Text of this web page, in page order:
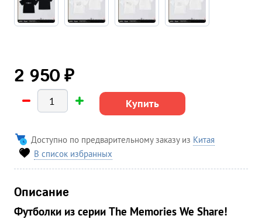
2 950 ₽
Купить
Доступно по предварительному заказу из Китая
В список избранных
Описание
Футболки из серии The Memories We Share!